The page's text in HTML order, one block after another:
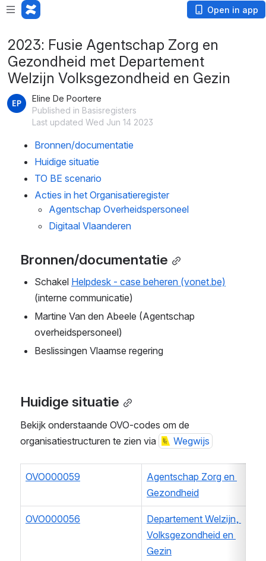
Open in app
2023: Fusie Agentschap Zorg en
Gezondheid met Departement
Welzijn Volksgezondheid en Gezin
Eline De Poortere
Published in Basisregisters
Last updated Wed Jun 14 2023
Bronnen/documentatie
Huidige situatie
TO BE scenario
Acties in het Organisatieregister
Agentschap Overheidspersoneel
Digitaal Vlaanderen
Bronnen/documentatie
Schakel Helpdesk - case beheren (vonet.be)
(interne communicatie)
Martine Van den Abeele (Agentschap
overheidspersoneel)
Beslissingen Vlaamse regering
Huidige situatie
Bekijk onderstaande OVO-codes om de
organisatiestructuren te zien via
Wegwijs
OVO000059
Agentschap Zorg en
Gezondheid
OVO000056
Departement Welzijn,
Volksgezondheid en
Gezin